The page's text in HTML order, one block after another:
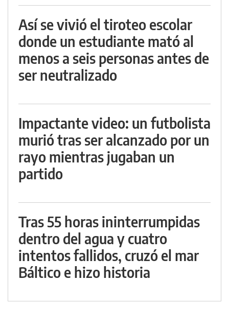
Así se vivió el tiroteo escolar
donde un estudiante mató al
menos a seis personas antes de
ser neutralizado
Impactante video: un futbolista
murió tras ser alcanzado por un
rayo mientras jugaban un
partido
Tras 55 horas ininterrumpidas
dentro del agua y cuatro
intentos fallidos, cruzó el mar
Báltico e hizo historia